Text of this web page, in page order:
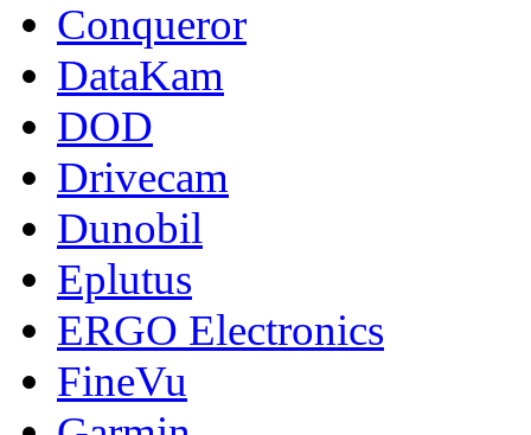
Conqueror
DataKam
DOD
Drivecam
Dunobil
Eplutus
ERGO Electronics
FineVu